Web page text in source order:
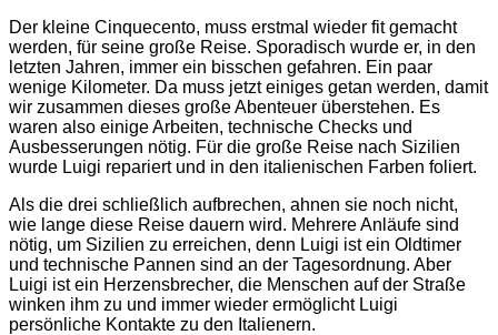
Der kleine Cinquecento, muss erstmal wieder fit gemacht
werden, für seine große Reise. Sporadisch wurde er, in den
letzten Jahren, immer ein bisschen gefahren. Ein paar
wenige Kilometer. Da muss jetzt einiges getan werden, damit
wir zusammen dieses große Abenteuer überstehen. Es
waren also einige Arbeiten, technische Checks und
Ausbesserungen nötig. Für die große Reise nach Sizilien
wurde Luigi repariert und in den italienischen Farben foliert.
Als die drei schließlich aufbrechen, ahnen sie noch nicht,
wie lange diese Reise dauern wird. Mehrere Anläufe sind
nötig, um Sizilien zu erreichen, denn Luigi ist ein Oldtimer
und technische Pannen sind an der Tagesordnung. Aber
Luigi ist ein Herzensbrecher, die Menschen auf der Straße
winken ihm zu und immer wieder ermöglicht Luigi
persönliche Kontakte zu den Italienern.